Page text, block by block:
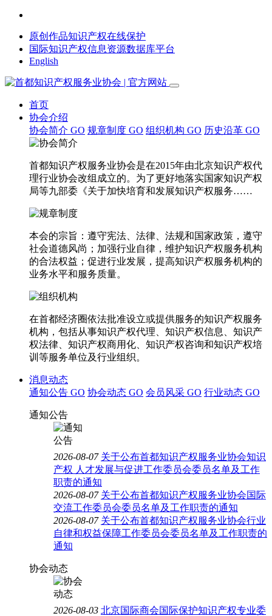
原创作品知识产权在线保护
国际知识产权信息资源数据库平台
English
首页
协会介绍
协会简介 GO 规章制度 GO 组织机构 GO 历史沿革 GO
首都知识产权服务业协会是在2015年由北京知识产权代
理行业协会改组成立的。为了更好地落实国家知识产权
局等九部委《关于加快培育和发展知识产权服务……
本会的宗旨：遵守宪法、法律、法规和国家政策，遵守
社会道德风尚；加强行业自律，维护知识产权服务机构
的合法权益；促进行业发展，提高知识产权服务机构的
业务水平和服务质量。
在首都经济圈依法批准设立或提供服务的知识产权服务
机构，包括从事知识产权代理、知识产权信息、知识产
权法律、知识产权商用化、知识产权咨询和知识产权培
训等服务单位及行业组织。
消息动态
通知公告 GO 协会动态 GO 会员风采 GO 行业动态 GO
通知公告
2026-08-07 关于公布首都知识产权服务业协会知识
产权 人才发展与促进工作委员会委员名单及工作
职责的通知
2026-08-07 关于公布首都知识产权服务业协会国际
交流工作委员会委员名单及工作职责的通知
2026-08-07 关于公布首都知识产权服务业协会行业
自律和权益保障工作委员会委员名单及工作职责的
通知
协会动态
2026-08-03 北京国际商会国际保护知识产权专业委